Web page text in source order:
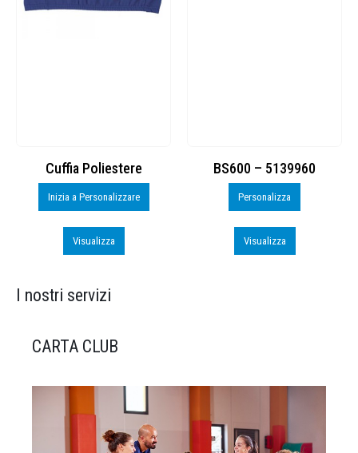
Cuffia Poliestere
Inizia a Personalizzare
Visualizza
BS600 – 5139960
Personalizza
Visualizza
I nostri servizi
CARTA CLUB